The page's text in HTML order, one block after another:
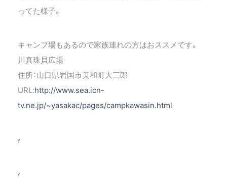
ってた様子。
キャンプ場もあるので家族連れの方はおススメです。
川真珠貝広場
住所：山口県岩国市美和町大三郎
URL:http://www.sea.icn-
tv.ne.jp/~yasakac/pages/campkawasin.html
?
?